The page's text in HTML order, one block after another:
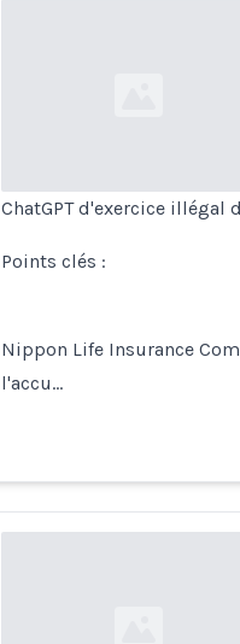
ChatGPT d'exercice illégal
Points clés :
Nippon Life Insurance
l'accu…